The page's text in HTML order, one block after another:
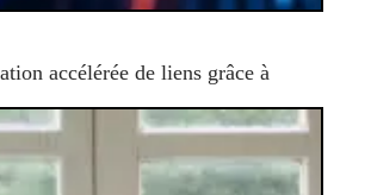
accélérée de liens grâce à